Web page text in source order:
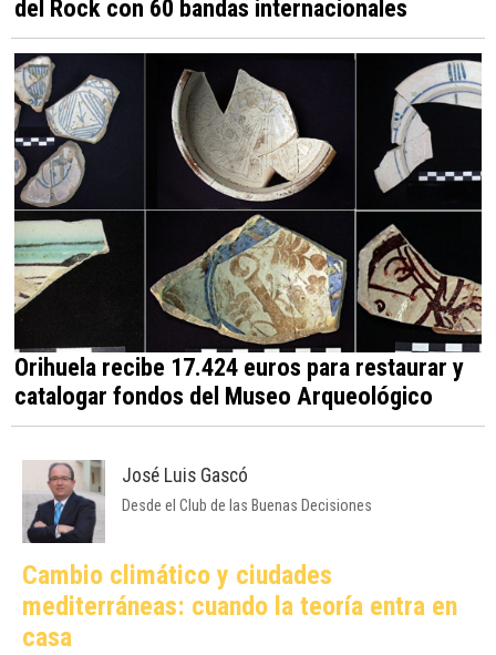
del Rock con 60 bandas internacionales
Orihuela recibe 17.424 euros para restaurar y
catalogar fondos del Museo Arqueológico
José Luis Gascó
Desde el Club de las Buenas Decisiones
Cambio climático y ciudades
mediterráneas: cuando la teoría entra en
casa